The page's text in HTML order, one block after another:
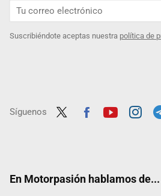
Suscribiéndote aceptas nuestra política de
Síguenos
En Motorpasión hablamos de...